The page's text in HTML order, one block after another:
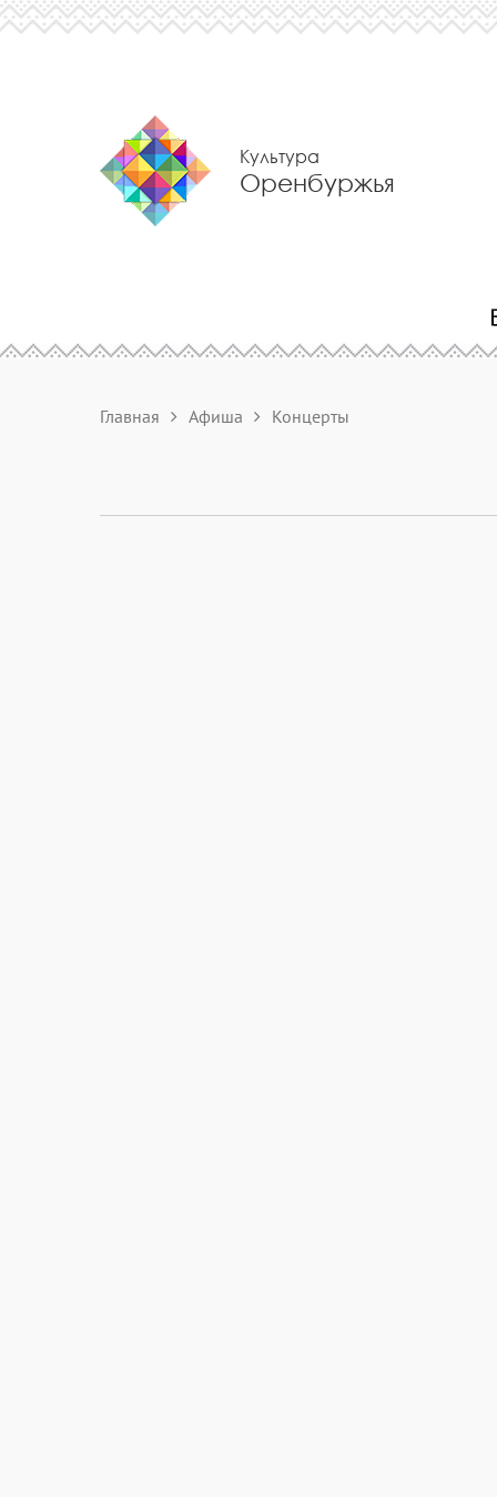
Культура
Оренбуржья
Главная Афиша Концерты